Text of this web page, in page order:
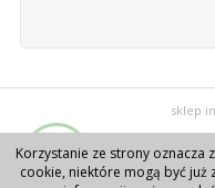
sklep
Korzystanie ze strony oznacza
cookie, niektóre mogą być już